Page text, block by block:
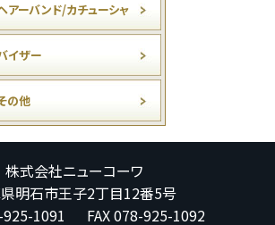
アーバンド/カチューシャ
イザー
の他
株式会社ニューコーワ
明石市王子2丁目12番5号
925-1091 FAX 078-925-1092